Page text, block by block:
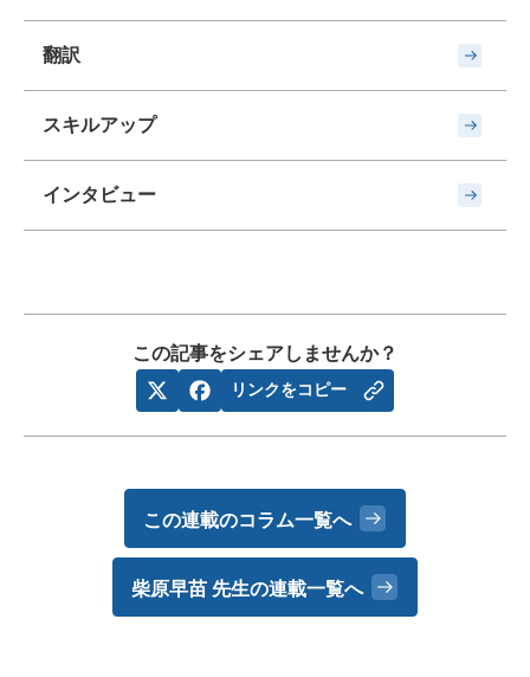
翻訳
スキルアップ
インタビュー
この記事をシェアしませんか？
リンクをコピー
この連載のコラム一覧へ
柴原早苗 先生の連載一覧へ